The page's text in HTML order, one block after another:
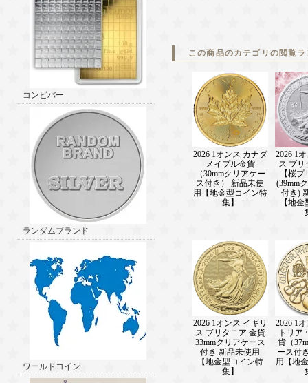
コンビバー
ランダムブランド
ワールドコイン
この商品のカテゴリの閲覧
2026 1オンス カナダ
メイプル金貨
（30mmクリアケー
ス付き） 新品未使
用【地金型コイン特
集】
2026 1
ス ブリ
【桜
(39mm
付き)
【地
2026 1オンス イギリ
ス ブリタニア 金貨
33mmクリアケース
付き 新品未使用
【地金型コイン特
集】
2026 1
トリア
貨（
ース付
用【地